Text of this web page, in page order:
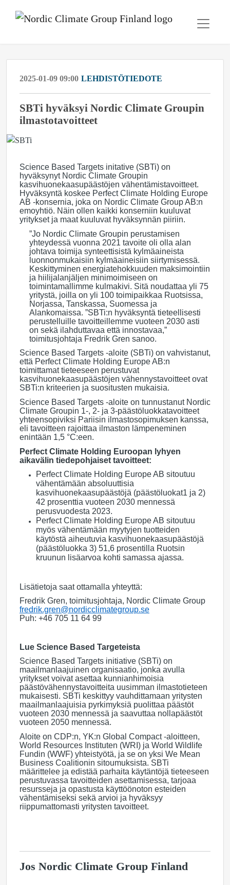
2025-01-09 09:00 LEHDISTÖTIEDOTE
SBTi hyväksyi Nordic Climate Groupin
ilmastotavoitteet
Science Based Targets initative (SBTi) on
hyväksynyt Nordic Climate Groupin
kasvihuonekaasupäästöjen vähentämistavoitteet.
Hyväksyntä koskee Perfect Climate Holding Europe
AB -konsernia, joka on Nordic Climate Group AB:n
emoyhtiö. Näin ollen kaikki konserniin kuuluvat
yritykset ja maat kuuluvat hyväksynnän piiriin.
”Jo Nordic Climate Groupin perustamisen
yhteydessä vuonna 2021 tavoite oli olla alan
johtava toimija synteettisistä kylmäaineista
luonnonmukaisiin kylmäaineisiin siirtymisessä.
Keskittyminen energiatehokkuuden maksimointiin
ja hiilijalanjäljen minimoimiseen on
toimintamallimme kulmakivi. Sitä noudattaa yli 75
yritystä, joilla on yli 100 toimipaikkaa Ruotsissa,
Norjassa, Tanskassa, Suomessa ja
Alankomaissa. ”SBTi:n hyväksyntä tieteellisesti
perustelluille tavoitteillemme vuoteen 2030 asti
on sekä ilahduttavaa että innostavaa,”
toimitusjohtaja Fredrik Gren sanoo.
Science Based Targets -aloite (SBTi) on vahvistanut,
että Perfect Climate Holding Europe AB:n
toimittamat tieteeseen perustuvat
kasvihuonekaasupäästöjen vähennystavoitteet ovat
SBTi:n kriteerien ja suositusten mukaisia.
Science Based Targets -aloite on tunnustanut Nordic
Climate Groupin 1-, 2- ja 3-päästöluokkatavoitteet
yhteensopiviksi Pariisin ilmastosopimuksen kanssa,
eli tavoitteen rajoittaa ilmaston lämpeneminen
enintään 1,5 °C:een.
Perfect Climate Holding Euroopan lyhyen
aikavälin tiedepohjaiset tavoitteet:
Perfect Climate Holding Europe AB sitoutuu
vähentämään absoluuttisia
kasvihuonekaasupäästöjä (päästöluokat1 ja 2)
42 prosenttia vuoteen 2030 mennessä
perusvuodesta 2023.
Perfect Climate Holding Europe AB sitoutuu
myös vähentämään myytyjen tuotteiden
käytöstä aiheutuvia kasvihuonekaasupäästöjä
(päästöluokka 3) 51,6 prosentilla Ruotsin
kruunun lisäarvoa kohti samassa ajassa.
Lisätietoja saat ottamalla yhteyttä:
Fredrik Gren, toimitusjohtaja, Nordic Climate Group
fredrik.gren@nordicclimategroup.se
Puh: +46 705 11 64 99
Lue Science Based Targeteista
Science Based Targets initiative (SBTi) on
maailmanlaajuinen organisaatio, jonka avulla
yritykset voivat asettaa kunnianhimoisia
päästövähennystavoitteita uusimman ilmastotieteen
mukaisesti. SBTi keskittyy vauhdittamaan yritysten
maailmanlaajuisia pyrkimyksiä puolittaa päästöt
vuoteen 2030 mennessä ja saavuttaa nollapäästöt
vuoteen 2050 mennessä.
Aloite on CDP:n, YK:n Global Compact -aloitteen,
World Resources Instituten (WRI) ja World Wildlife
Fundin (WWF) yhteistyötä, ja se on yksi We Mean
Business Coalitionin sitoumuksista. SBTi
määrittelee ja edistää parhaita käytäntöjä tieteeseen
perustuvassa tavoitteiden asettamisessa, tarjoaa
resursseja ja opastusta käyttöönoton esteiden
vähentämiseksi sekä arvioi ja hyväksyy
riippumattomasti yritysten tavoitteet.
Jos Nordic Climate Group Finland